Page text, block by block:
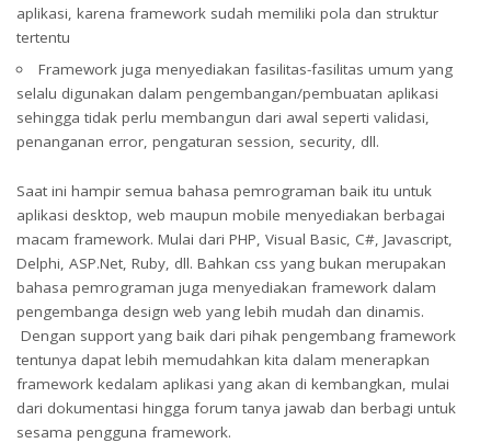
aplikasi, karena framework sudah memiliki pola dan struktur
tertentu
Framework juga menyediakan fasilitas-fasilitas umum yang
selalu digunakan dalam pengembangan/pembuatan aplikasi
sehingga tidak perlu membangun dari awal seperti validasi,
penanganan error, pengaturan session, security, dll.
Saat ini hampir semua bahasa pemrograman baik itu untuk
aplikasi desktop, web maupun mobile menyediakan berbagai
macam framework. Mulai dari PHP, Visual Basic, C#, Javascript,
Delphi, ASP.Net, Ruby, dll. Bahkan css yang bukan merupakan
bahasa pemrograman juga menyediakan framework dalam
pengembanga design web yang lebih mudah dan dinamis.
Dengan support yang baik dari pihak pengembang framework
tentunya dapat lebih memudahkan kita dalam menerapkan
framework kedalam aplikasi yang akan di kembangkan, mulai
dari dokumentasi hingga forum tanya jawab dan berbagi untuk
sesama pengguna framework.